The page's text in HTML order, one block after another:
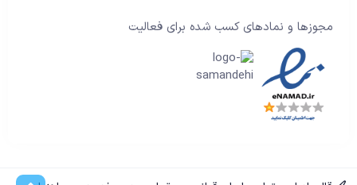
مجوزها و نمادهای کسب شده برای فعالیت